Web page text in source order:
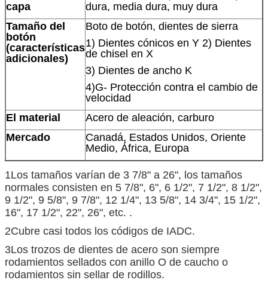
capa
dura, media dura, muy dura
Tamaño del
botón
(características
adicionales)
Boto de botón, dientes de sierra
1) Dientes cónicos en Y 2) Dientes
de chisel en X
3) Dientes de ancho K
4)G- Protección contra el cambio de
velocidad
El material
Acero de aleación, carburo
Mercado
Canadá, Estados Unidos, Oriente
Medio, África, Europa
1Los tamaños varían de 3 7/8" a 26", los tamaños
normales consisten en 5 7/8", 6", 6 1/2", 7 1/2", 8 1/2",
9 1/2", 9 5/8", 9 7/8", 12 1/4", 13 5/8", 14 3/4", 15 1/2",
16", 17 1/2", 22", 26", etc. .
2Cubre casi todos los códigos de IADC.
3Los trozos de dientes de acero son siempre
rodamientos sellados con anillo O de caucho o
rodamientos sin sellar de rodillos.